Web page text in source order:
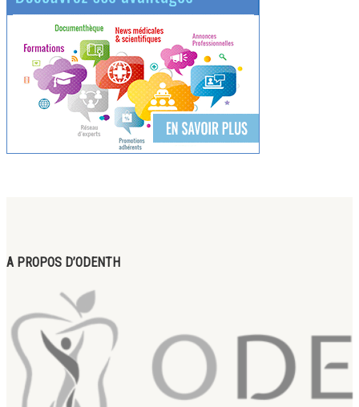
A PROPOS D’ODENTH